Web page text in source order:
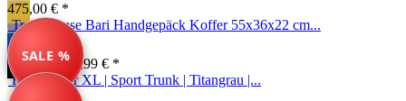
475,00 € *
SALE %
Travelhouse Bari Handgepäck Koffer 55x36x22 cm...
44,99 € *59,99 € *
Reisekoffer XL | Sport Trunk | Titangrau |...